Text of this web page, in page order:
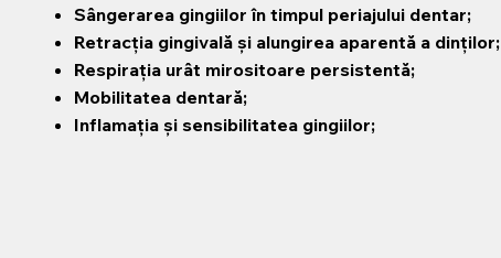
Sângerarea gingiilor în timpul periajului dentar;
Retracția gingivală și alungirea aparentă a dinților;
Respirația urât mirositoare persistentă;
Mobilitatea dentară;
Inflamația și sensibilitatea gingiilor;